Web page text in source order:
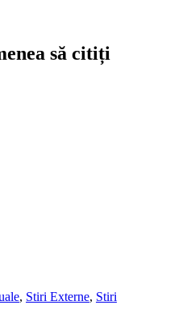
să citiți
, Stiri Externe, Stiri